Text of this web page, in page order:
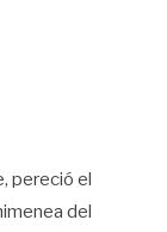
pereció el
del